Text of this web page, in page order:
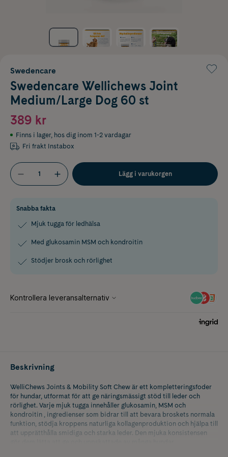
Swedencare
Swedencare Wellichews Joint
Medium/Large Dog 60 st
389 kr
Finns i lager, hos dig inom 1-2 vardagar
Fri frakt Instabox
Lägg i varukorgen
Snabba fakta
Mjuk tugga för ledhälsa
Med glukosamin MSM och kondroitin
Stödjer brosk och rörlighet
Beskrivning
WelliChews Joints & Mobility Soft Chew är ett kompletteringsfoder
för hundar, utformat för att ge näringsmässigt stöd till leder och
rörlighet. Varje mjuk tugga innehåller glukosamin, MSM och
kondroitin , ingredienser som bidrar till att bevara broskets normala
funktion, stödja kroppens naturliga kollagenproduktion och hjälpa till
att upprätthålla smidiga och starka leder. Den mjuka konsistensen